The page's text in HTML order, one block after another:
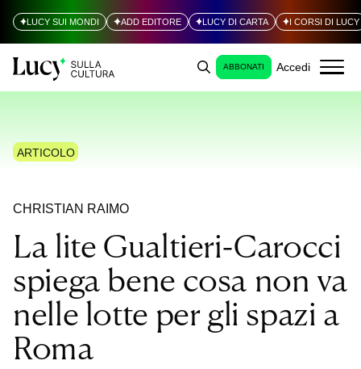
LUCY SUI MONDI ADD EDITORE LUCY DI CARTA I CORSI DI LUCY
ABBONATI Accedi
ARTICOLO
CHRISTIAN RAIMO
La lite Gualtieri-Carocci
spiega bene cosa non va
nelle lotte per gli spazi a
Roma